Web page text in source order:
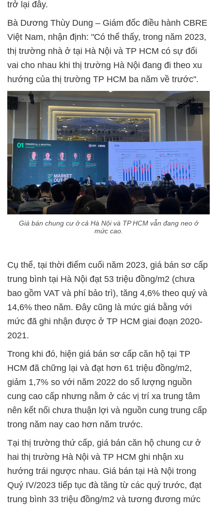
trở lại đây.
Bà Dương Thùy Dung – Giám đốc điều hành CBRE
Việt Nam, nhận định: "Có thể thấy, trong năm 2023,
thị trường nhà ở tại Hà Nội và TP HCM có sự đổi
vai cho nhau khi thị trường Hà Nội đang đi theo xu
hướng của thị trường TP HCM ba năm về trước".
Giá bán chung cư ở cả Hà Nội và TP HCM vẫn đang neo ở
mức cao.
Cụ thể, tại thời điểm cuối năm 2023, giá bán sơ cấp
trung bình tại Hà Nội đạt 53 triệu đồng/m2 (chưa
bao gồm VAT và phí bảo trì), tăng 4,6% theo quý và
14,6% theo năm. Đây cũng là mức giá bằng với
mức đã ghi nhận được ở TP HCM giai đoạn 2020-
2021.
Trong khi đó, hiện giá bán sơ cấp căn hộ tại TP
HCM đã chững lại và đạt hơn 61 triệu đồng/m2,
giảm 1,7% so với năm 2022 do số lượng nguồn
cung cao cấp nhưng nằm ở các vị trí xa trung tâm
nên kết nối chưa thuận lợi và nguồn cung trung cấp
trong năm nay cao hơn năm trước.
Tại thị trường thứ cấp, giá bán căn hộ chung cư ở
hai thị trường Hà Nội và TP HCM ghi nhận xu
hướng trái ngược nhau. Giá bán tại Hà Nội trong
Quý IV/2023 tiếp tục đà tăng từ các quý trước, đạt
trung bình 33 triệu đồng/m2 và tương đương mức